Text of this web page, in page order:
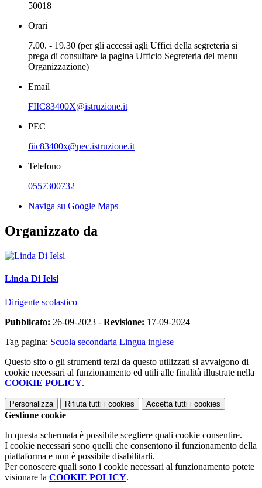
50018
Orari
7.00. - 19.30 (per gli accessi agli Uffici della segreteria si
prega di consultare la pagina Ufficio Segreteria del menu
Organizzazione)
Email
FIIC83400X@istruzione.it
PEC
fiic83400x@pec.istruzione.it
Telefono
0557300732
Naviga su Google Maps
Organizzato da
Linda Di Ielsi
Dirigente scolastico
Pubblicato: 26-09-2023 - Revisione: 17-09-2024
Tag pagina: Scuola secondaria Lingua inglese
Questo sito o gli strumenti terzi da questo utilizzati si avvalgono di
cookie necessari al funzionamento ed utili alle finalità illustrate nella
COOKIE POLICY.
Personalizza Rifiuta tutti i cookies Accetta tutti i cookies
Gestione cookie
In questa schermata è possibile scegliere quali cookie consentire.
I cookie necessari sono quelli che consentono il funzionamento della
piattaforma e non è possibile disabilitarli.
Per conoscere quali sono i cookie necessari al funzionamento potete
visionare la COOKIE POLICY.